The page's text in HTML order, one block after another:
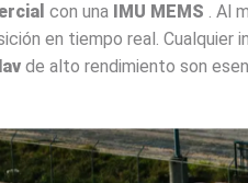
con una IMU MEMS . Al
en tiempo real.
de alto rendimiento son